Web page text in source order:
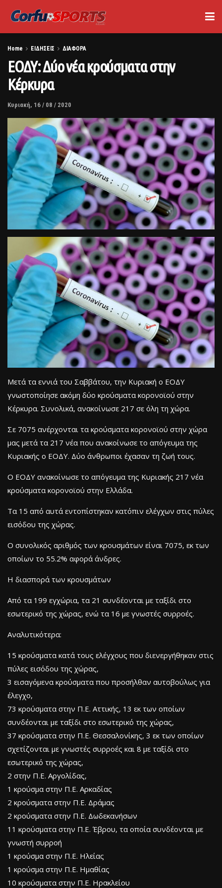
Home ΕΙΔΗΣΕΙΣ ΔΙΑΦΟΡΑ
ΕΟΔΥ: Δύο νέα κρούσματα στην
Κέρκυρα
Κυριακή, 16 / 08 / 2020
Μετά τα εννιά του Σαββάτου, την Κυριακή ο ΕΟΔΥ
γνωστοποίησε ακόμη δύο κρούσματα κορονοϊού στην
Κέρκυρα. Συνολικά, ανακοίνωσε 217 σε όλη τη χώρα.
Σε 7075 ανέρχονται τα κρούσματα κορονοϊού στην χώρα
μας μετά τα 217 νέα που ανακοίνωσε το απόγευμα της
Κυριακής ο ΕΟΔΥ. Δύο άνθρωποι έχασαν τη ζωή τους.
Ο ΕΟΔΥ ανακοίνωσε το απόγευμα της Κυριακής 217 νέα
κρούσματα κορονοϊού στην Ελλάδα.
Τα 15 από αυτά εντοπίστηκαν κατόπιν ελέγχων στις πύλες
εισόδου της χώρας.
Ο συνολικός αριθμός των κρουσμάτων είναι 7075, εκ των
οποίων το 55.2% αφορά άνδρες.
Η διασπορά των κρουσμάτων
Από τα 199 εγχώρια, τα 21 συνδέονται με ταξίδι στο
εσωτερικό της χώρας, ενώ τα 16 με γνωστές συρροές.
Αναλυτικότερα:
15 κρούσματα κατά τους ελέγχους που διενεργήθηκαν στις
πύλες εισόδου της χώρας,
3 εισαγόμενα κρούσματα που προσήλθαν αυτοβούλως για
έλεγχο,
73 κρούσματα στην Π.Ε. Αττικής, 13 εκ των οποίων
συνδέονται με ταξίδι στο εσωτερικό της χώρας,
37 κρούσματα στην Π.Ε. Θεσσαλονίκης, 3 εκ των οποίων
σχετίζονται με γνωστές συρροές και 8 με ταξίδι στο
εσωτερικό της χώρας,
2 στην Π.Ε. Αργολίδας,
1 κρούσμα στην Π.Ε. Αρκαδίας
2 κρούσματα στην Π.Ε. Δράμας
2 κρούσματα στην Π.Ε. Δωδεκανήσων
11 κρούσματα στην Π.Ε. Έβρου, τα οποία συνδέονται με
γνωστή συρροή
1 κρούσμα στην Π.Ε. Ηλείας
1 κρούσμα στην Π.Ε. Ημαθίας
10 κρούσματα στην Π.Ε. Ηρακλείου